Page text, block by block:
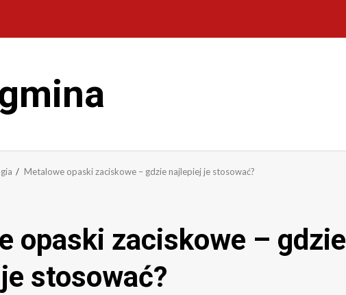
Metalowe opaski zaciskowe – gdzie najlepiej je stosować?
opaski zaciskowe – gdzie
stosować?